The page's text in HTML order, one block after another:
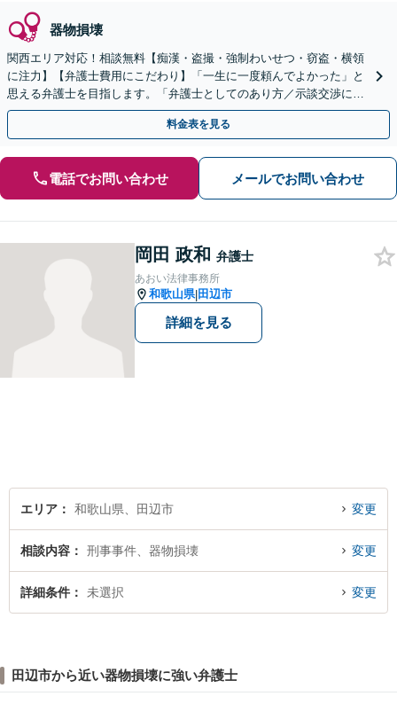
器物損壊
関西エリア対応！相談無料【痴漢・盗撮・強制わいせつ・窃盗・横領
に注力】【弁護士費用にこだわり】「一生に一度頼んでよかった」と
思える弁護士を目指します。「弁護士としてのあり方／示談交渉に義
を」「弁護士費用にこだわる」依頼者に寄り添った金額設定
料金表を見る
電話でお問い合わせ メールでお問い合わせ
岡田 政和 弁護士
あおい法律事務所
和歌山県|田辺市
詳細を見る
エリア 和歌山県、田辺市 変更
相談内容 刑事事件、器物損壊 変更
詳細条件 未選択 変更
田辺市から近い器物損壊に強い弁護士